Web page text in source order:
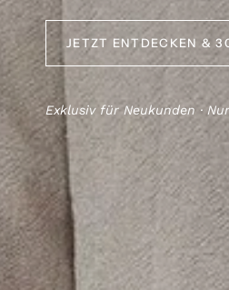
JETZT ENTDECKEN &
Exklusiv für Neukunden ·